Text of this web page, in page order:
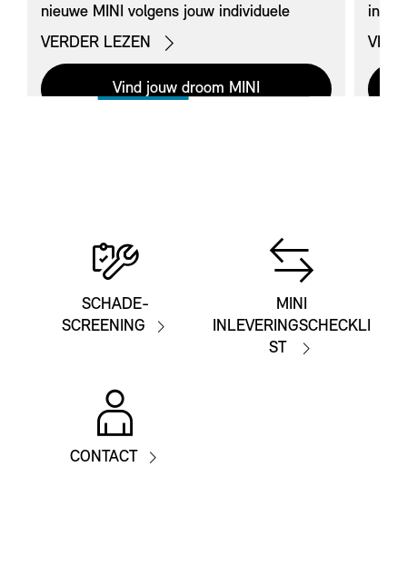
nieuwe MINI volgens jouw individuele
wensen. Jouw MINI retail partner helpt je
graag verder voor de financiering van jouw
nieuwe voertuig.
VERDER LEZEN
Vind jouw droom MINI
SCHADE-
SCREENING
MINI
INLEVERINGSCHECKLI
ST
CONTACT